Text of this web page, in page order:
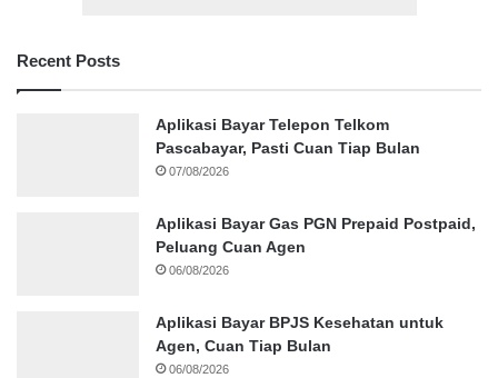
Recent Posts
Aplikasi Bayar Telepon Telkom
Pascabayar, Pasti Cuan Tiap Bulan
07/08/2026
Aplikasi Bayar Gas PGN Prepaid Postpaid,
Peluang Cuan Agen
06/08/2026
Aplikasi Bayar BPJS Kesehatan untuk
Agen, Cuan Tiap Bulan
06/08/2026